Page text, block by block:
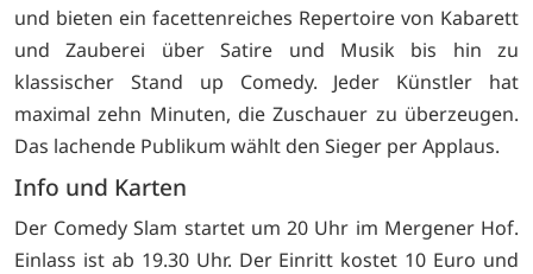
und bieten ein facettenreiches Repertoire von Kabarett
und Zauberei über Satire und Musik bis hin zu
klassischer Stand up Comedy. Jeder Künstler hat
maximal zehn Minuten, die Zuschauer zu überzeugen.
Das lachende Publikum wählt den Sieger per Applaus.
Info und Karten
Der Comedy Slam startet um 20 Uhr im Mergener Hof.
Einlass ist ab 19.30 Uhr. Der Einritt kostet 10 Euro und